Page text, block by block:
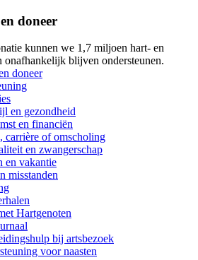
doneer
kunnen we 1,7 miljoen hart- en
onafhankelijk blijven ondersteunen.
doneer
en gezondheid
en financiën
carrière of omscholing
en zwangerschap
en vakantie
misstanden
Hartgenoten
bij artsbezoek
voor naasten